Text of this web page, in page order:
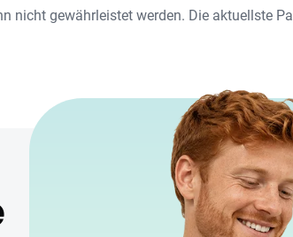
nicht gewährleistet werden. Die aktuellste